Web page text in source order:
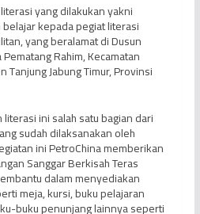
yang dilakukan yakni
kepada pegiat literasi
yang beralamat di Dusun
Rahim, Kecamatan
Tanjung Jabung Timur, Provinsi
ini salah satu bagian dari
sudah dilaksanakan oleh
ini PetroChina memberikan
Sanggar Berkisah Teras
dalam menyediakan
meja, kursi, buku pelajaran
buku penunjang lainnya seperti